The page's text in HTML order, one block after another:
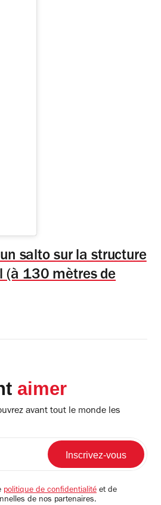
salto sur la structure
(à 130 mètres de
aimer
avant tout le monde les
politique de confidentialité et de
de nos partenaires.